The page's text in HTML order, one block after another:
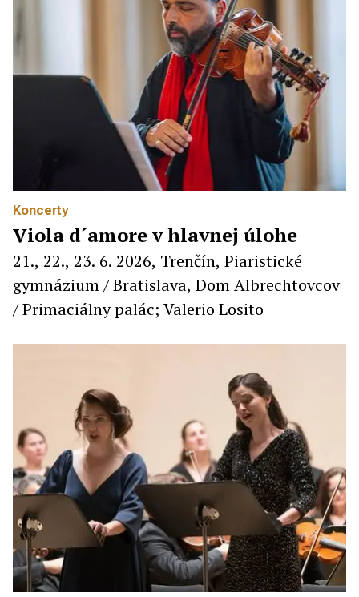
Koncerty
Viola d´amore v hlavnej úlohe
21., 22., 23. 6. 2026, Trenčín, Piaristické
gymnázium / Bratislava, Dom Albrechtovcov
/ Primaciálny palác; Valerio Losito